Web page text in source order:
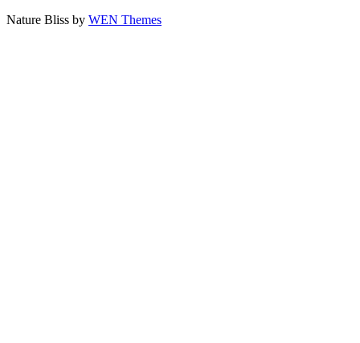
Nature Bliss by WEN Themes